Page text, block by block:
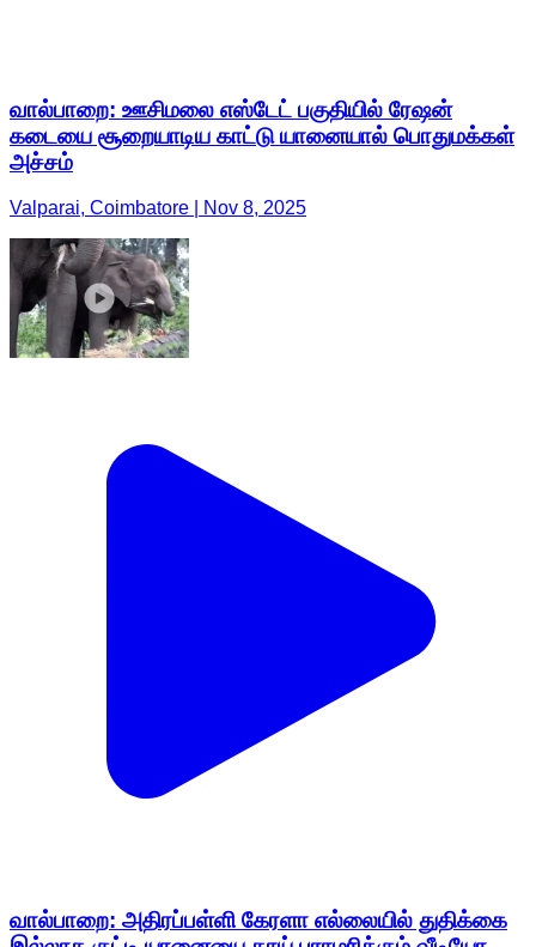
வால்பாறை: ஊசிமலை எஸ்டேட் பகுதியில் ரேஷன்
கடையை சூறையாடிய காட்டு யானையால் பொதுமக்கள்
அச்சம்
Valparai, Coimbatore | Nov 8, 2025
வால்பாறை: அதிரப்பள்ளி கேரளா எல்லையில் துதிக்கை